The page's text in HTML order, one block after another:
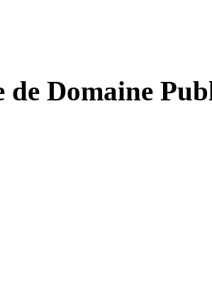
de Domaine